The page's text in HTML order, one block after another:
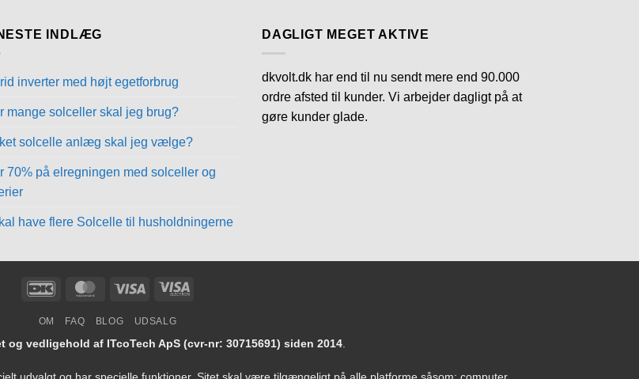
INDLÆG
inverter med højt egetforbrug
mange solceller skal jeg brug?
solcelle anlæg skal jeg vælge?
70% på elregningen med solceller og
have flere Solcelle til husholdningerne
DAGLIGT MEGET AKTIVE
dkvolt.dk har end til nu sendt mere end 90.000
ordre afsted til kunder. Vi arbejder dagligt på at
gøre kunder glade.
DanKort MasterCardVisa
Visa
OM FAQ BLOG UDSALG
og vedligehold af ITcoTech ApS (cvr-nr: 30715691) siden 2014.
udvalgt og har specielle funktioner. Sitet skal være tilgængeligt på alle platforme såsom: computer,